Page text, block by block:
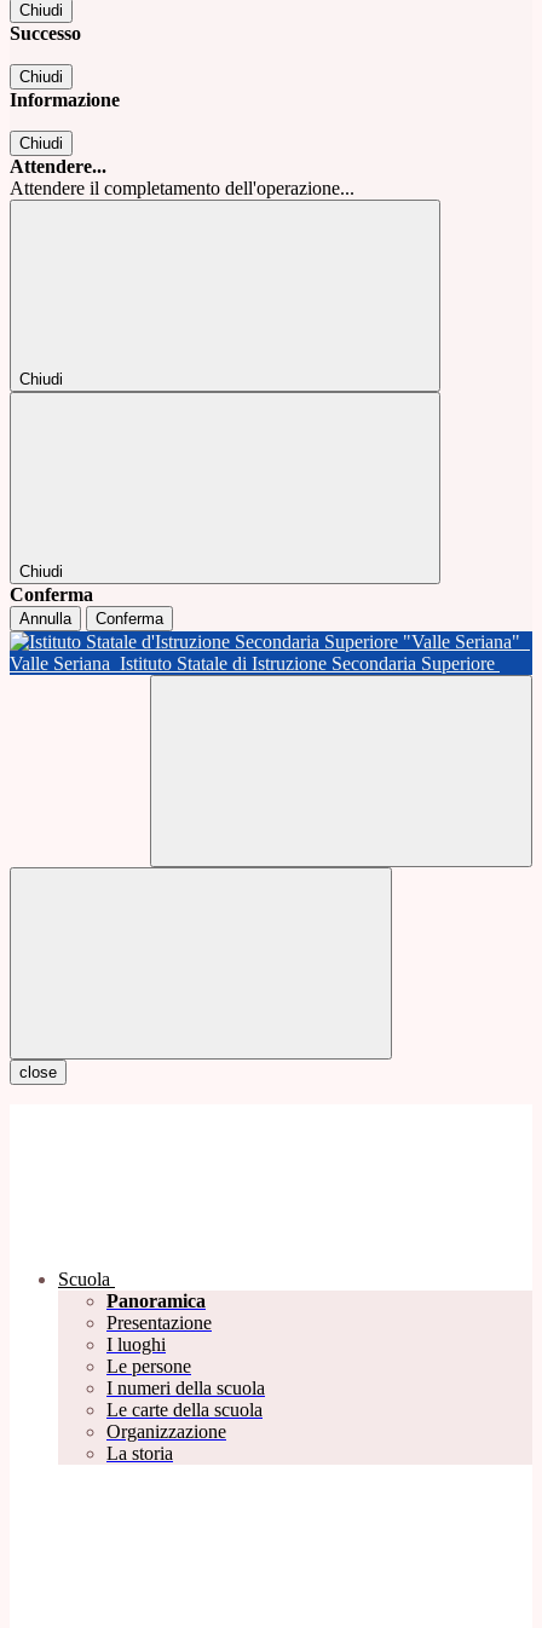
Chiudi
Successo
Chiudi
Informazione
Chiudi
Attendere...
Attendere il completamento dell'operazione...
Chiudi
Chiudi
Conferma
Annulla Conferma
Valle Seriana Istituto Statale di Istruzione Secondaria Superiore
close
Scuola
Panoramica
Presentazione
I luoghi
Le persone
I numeri della scuola
Le carte della scuola
Organizzazione
La storia